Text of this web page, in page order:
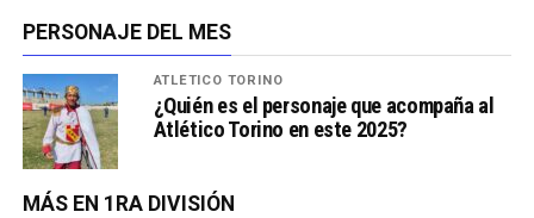
PERSONAJE DEL MES
ATLÉTICO TORINO
¿Quién es el personaje que acompaña al
Atlético Torino en este 2025?
MÁS EN 1RA DIVISIÓN